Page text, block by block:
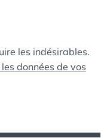
les indésirables.
données de vos